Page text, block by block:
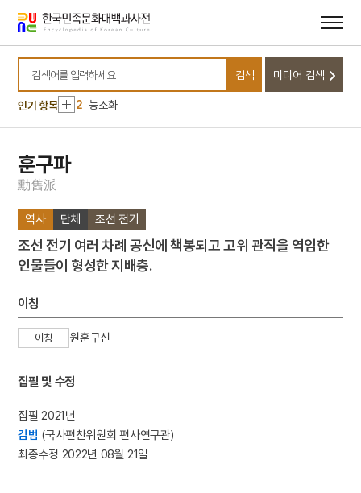
바로가기
바로가기
검색어를 입력하세요
검색 미디어 검색
인기 항목
1 금성대군
2 능소화
3 모래톱 이야기
7
절기
8 고사관수도
9 김학순
1 금성대군
2
능소화
6 상락아정
훈구파
勳舊派
역사 단체 조선 전기
조선 전기 여러 차례 공신에 책봉되고 고위 관직을 역임한
인물들이 형성한 지배층.
이칭
이칭 원훈구신
집필 및 수정
집필 2021년
김범 (국사편찬위원회 편사연구관)
최종수정 2022년 08월 21일